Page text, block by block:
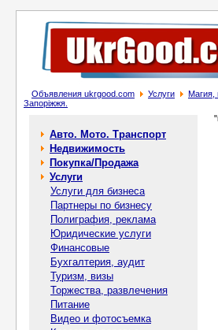
Объявления ukrgood.com Услуги Магия,
Запоріжжя.
Авто. Мото. Транспорт
Недвижимость
Покупка/Продажа
Услуги
Услуги для бизнеса
Партнеры по бизнесу
Полиграфия, реклама
Юридические услуги
Финансовые
Бухгалтерия, аудит
Туризм, визы
Торжества, развлечения
Питание
Видео и фотосъемка